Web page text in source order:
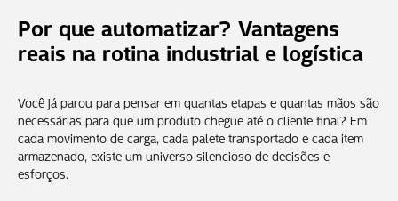
Por que automatizar? Vantagens
reais na rotina industrial e logística
Você já parou para pensar em quantas etapas e quantas mãos são
necessárias para que um produto chegue até o cliente final? Em
cada movimento de carga, cada palete transportado e cada item
armazenado, existe um universo silencioso de decisões e
esforços.